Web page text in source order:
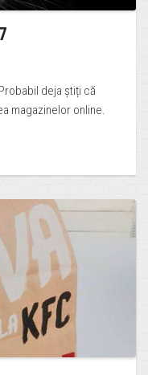
deja știți că
magazinelor online.